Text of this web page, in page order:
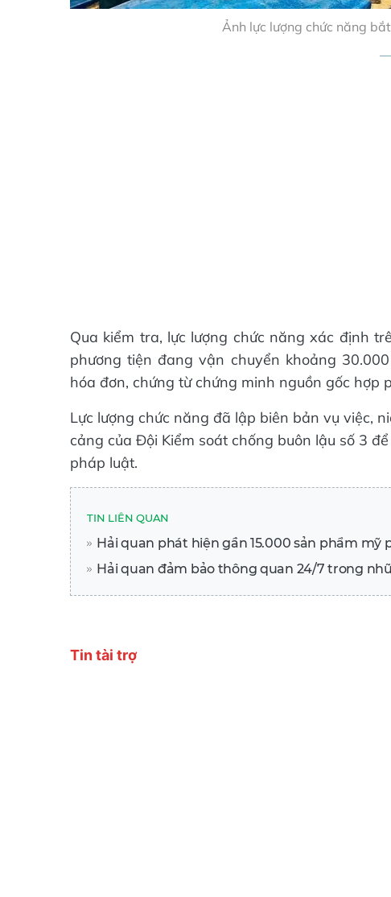
Ảnh lực lượng chức năng
Qua kiểm tra, lực lượng chức năng xác định
phương tiện đang vận chuyển khoảng
hóa đơn, chứng từ chứng minh nguồn gốc hợp
Lực lượng chức năng đã lập biên bản vụ việc,
cảng của Đội Kiểm soát chống buôn lậu số 3
pháp luật.
TIN LIÊN QUAN
Hải quan phát hiện gần 15.000 sản phẩm mỹ
Hải quan đảm bảo thông quan 24/7 trong